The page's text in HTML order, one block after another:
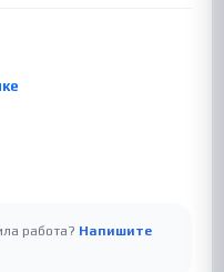
работа? Напишите